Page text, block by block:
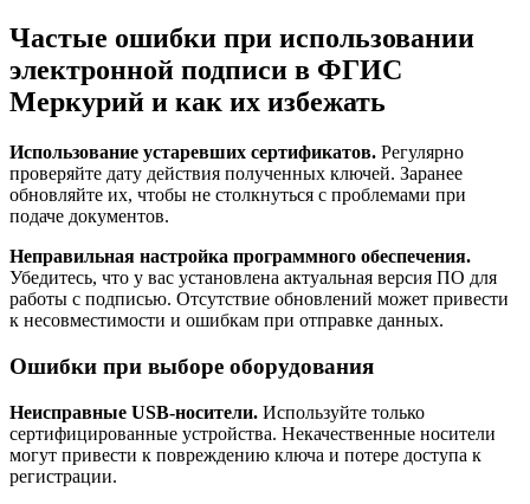
Частые ошибки при использовании
электронной подписи в ФГИС
Меркурий и как их избежать
Использование устаревших сертификатов. Регулярно
проверяйте дату действия полученных ключей. Заранее
обновляйте их, чтобы не столкнуться с проблемами при
подаче документов.
Неправильная настройка программного обеспечения.
Убедитесь, что у вас установлена актуальная версия ПО для
работы с подписью. Отсутствие обновлений может привести
к несовместимости и ошибкам при отправке данных.
Ошибки при выборе оборудования
Неисправные USB-носители. Используйте только
сертифицированные устройства. Некачественные носители
могут привести к повреждению ключа и потере доступа к
регистрации.